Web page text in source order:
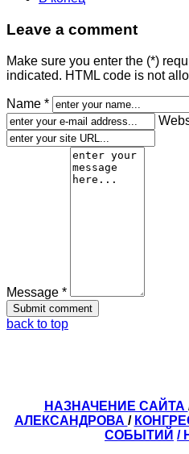
Leave a comment
Make sure you enter the (*)
indicated. HTML code is not
Name *
Message *
back to top
НАЗНАЧЕНИЕ САЙТА
АЛЕКСАНДРОВА /
СОБЫТИЙ /